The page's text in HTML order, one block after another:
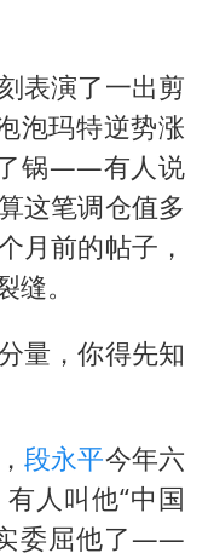
表演了一出剪
泡玛特逆势涨
了锅——有人说
这笔调仓值多
月前的帖子，
。
量，你得先知
段永平今年六
人叫他“中国
委屈他了——